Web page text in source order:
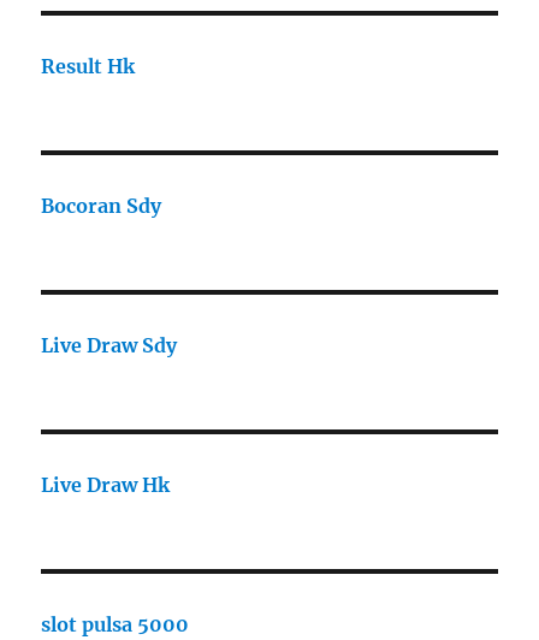
Result Hk
Bocoran Sdy
Live Draw Sdy
Live Draw Hk
slot pulsa 5000